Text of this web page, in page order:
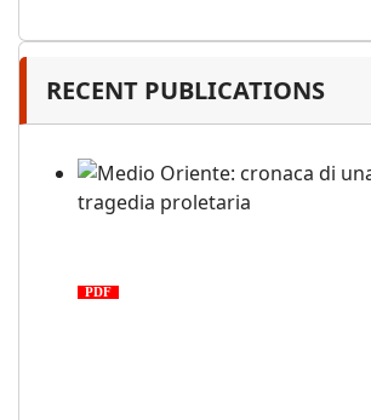
RECENT PUBLICATIONS
PDF